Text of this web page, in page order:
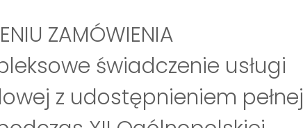
ZAMÓWIENIA
świadczenie usługi
z udostępnieniem pełnej